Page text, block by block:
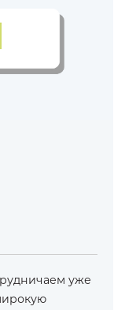
уже